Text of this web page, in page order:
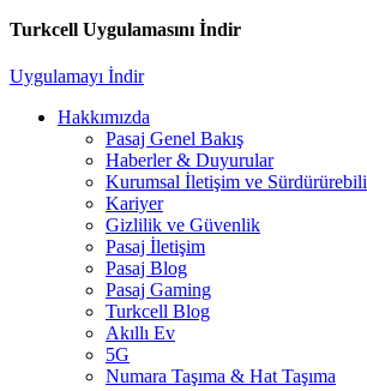
Turkcell Uygulamasını İndir
Uygulamayı İndir
Hakkımızda
Pasaj Genel Bakış
Haberler & Duyurular
Kurumsal İletişim ve
Kariyer
Gizlilik ve Güvenlik
Pasaj İletişim
Pasaj Blog
Pasaj Gaming
Turkcell Blog
Akıllı Ev
5G
Numara Taşıma & Hat Taşıma